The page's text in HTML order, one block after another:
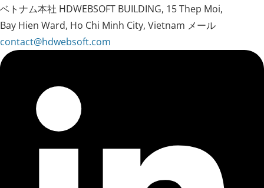
ベトナム本社 HDWEBSOFT BUILDING, 15 Thep Moi,
Bay Hien Ward, Ho Chi Minh City, Vietnam メール
contact@hdwebsoft.com